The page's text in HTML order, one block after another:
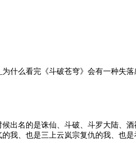
出名的是诛仙、斗破、斗罗大陆、
我、也是三上云岚宗复仇的我、